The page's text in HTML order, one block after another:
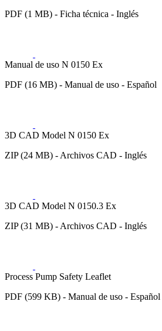
PDF (1 MB) - Ficha técnica - Inglés
Manual de uso N 0150 Ex
PDF (16 MB) - Manual de uso - Español
3D CAD Model N 0150 Ex
ZIP (24 MB) - Archivos CAD - Inglés
3D CAD Model N 0150.3 Ex
ZIP (31 MB) - Archivos CAD - Inglés
Process Pump Safety Leaflet
PDF (599 KB) - Manual de uso - Español